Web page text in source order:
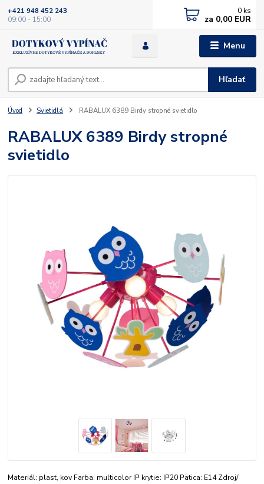
Menu
Hľadať
+421 948 452 243
09:00 - 15:00
0 ks
za 0,00 EUR
Úvod Svietidlá RABALUX 6389 Birdy stropné svietidlo
RABALUX 6389 Birdy stropné
svietidlo
Materiál: plast, kov Farba: multicolor IP krytie: IP20 Pätica: E14 Zdroj/